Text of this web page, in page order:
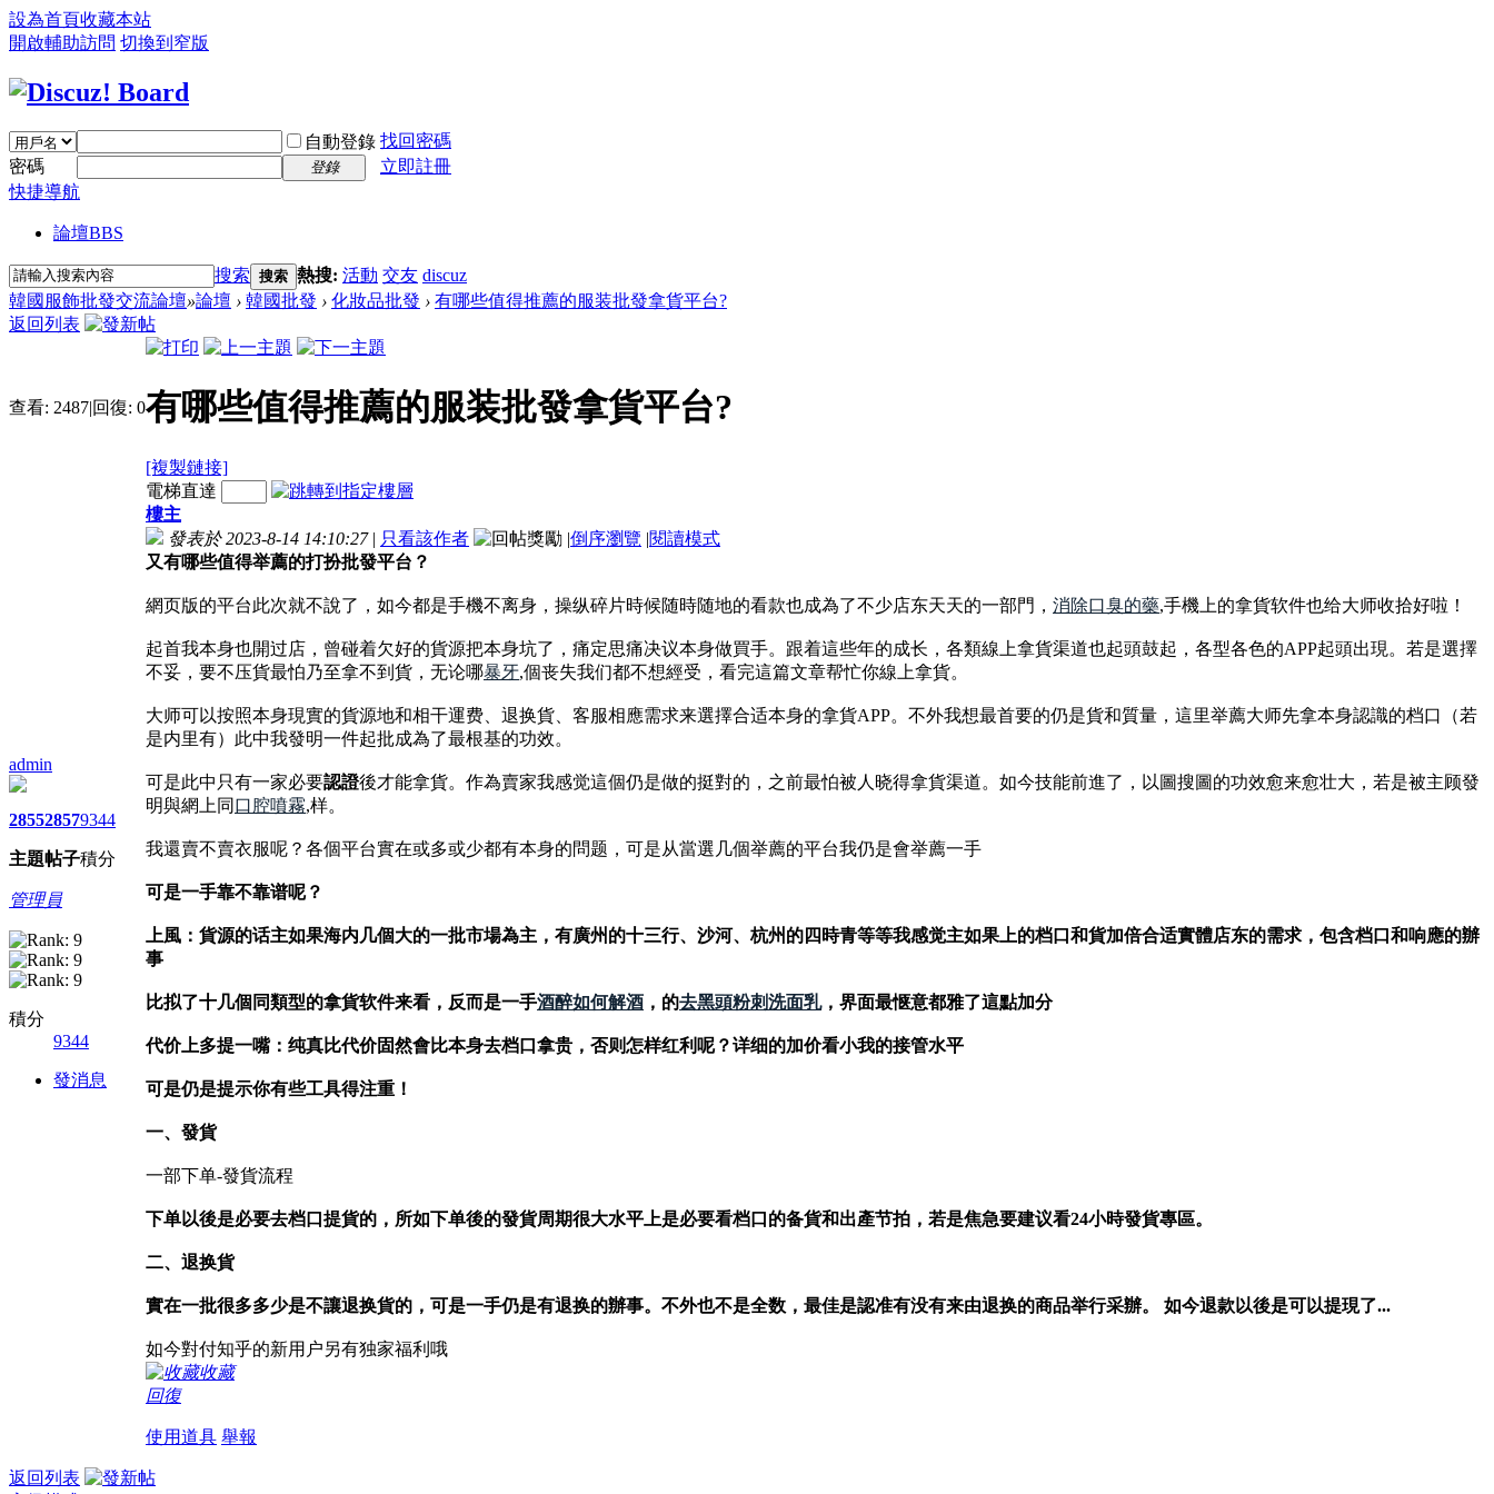
設為首頁收藏本站
開啟輔助訪問 切換到窄版
自動登錄 找回密碼
密碼
登錄
立即註冊
快捷導航
論壇BBS
搜索 搜索 熱搜: 活動 交友 discuz
韓國服飾批發交流論壇»論壇 › 韓國批發 › 化妝品批發 › 有哪些值得推薦的服装批發拿貨平台?
返回列表
查看: 2487|回復: 0有哪些值得推薦的服装批發拿貨平台?
[複製鏈接]
admin
2855
主題
2857
帖子
9344
積分
管理員
積分
9344
發消息
電梯直達
樓主
發表於 2023-8-14 14:10:27 | 只看該作者 |倒序瀏覽 |閱讀模式
又有哪些值得举薦的打扮批發平台？
網页版的平台此次就不說了，如今都是手機不离身，操纵碎片時候随時随地的看款也成為了不少店东天天的一部門， 消除口臭的藥,手機上的拿貨软件也给大师收拾好啦！
起首我本身也開过店，曾碰着欠好的貨源把本身坑了，痛定思痛决议本身做買手。跟着這些年的成长，各類線上拿貨渠道也起頭鼓起，各型各色的APP起頭出現。若是選擇
不妥，要不压貨最怕乃至拿不到貨，无论哪暴牙,個丧失我们都不想經受，看完這篇文章帮忙你線上拿貨。
大师可以按照本身現實的貨源地和相干運费、退换貨、客服相應需求来選擇合适本身的拿貨APP。不外我想最首要的仍是貨和質量，這里举薦大师先拿本身認識的档口（若
是内里有）此中我發明一件起批成為了最根基的功效。
可是此中只有一家必要認證後才能拿貨。作為賣家我感觉這個仍是做的挺對的，之前最怕被人晓得拿貨渠道。如今技能前進了，以圖搜圖的功效愈来愈壮大，若是被主顾發
明與網上同 口腔噴霧,样。
我還賣不賣衣服呢？各個平台實在或多或少都有本身的問题，可是从當選几個举薦的平台我仍是會举薦一手
可是一手靠不靠谱呢？
上風：貨源的话主如果海内几個大的一批市場為主，有廣州的十三行、沙河、杭州的四時青等等我感觉主如果上的档口和貨加倍合适實體店东的需求，包含档口和响應的辦
事
比拟了十几個同類型的拿貨软件来看，反而是一手酒醉如何解酒 ，的去黑頭粉刺洗面乳，界面最惬意都雅了這點加分
代价上多提一嘴：纯真比代价固然會比本身去档口拿贵，否则怎样红利呢？详细的加价看小我的接管水平
可是仍是提示你有些工具得注重！
一、發貨
一部下单-發貨流程
下单以後是必要去档口提貨的，所如下单後的發貨周期很大水平上是必要看档口的备貨和出產节拍，若是焦急要建议看24小時發貨專區。
二、退换貨
實在一批很多多少是不讓退换貨的，可是一手仍是有退换的辦事。不外也不是全数，最佳是認准有没有来由退换的商品举行采辦。 如今退款以後是可以提現了...
如今對付知乎的新用户另有独家福利哦
收藏
回復
使用道具 舉報
返回列表